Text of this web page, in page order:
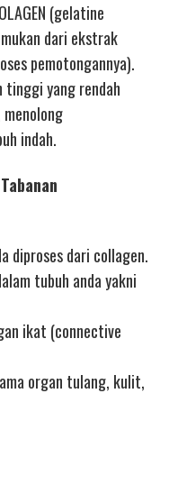
(gelatine
dari ekstrak
pemotongannya).
yang rendah
indah.
diproses dari collagen.
tubuh anda yakni
ikat (connective
organ tulang, kulit,